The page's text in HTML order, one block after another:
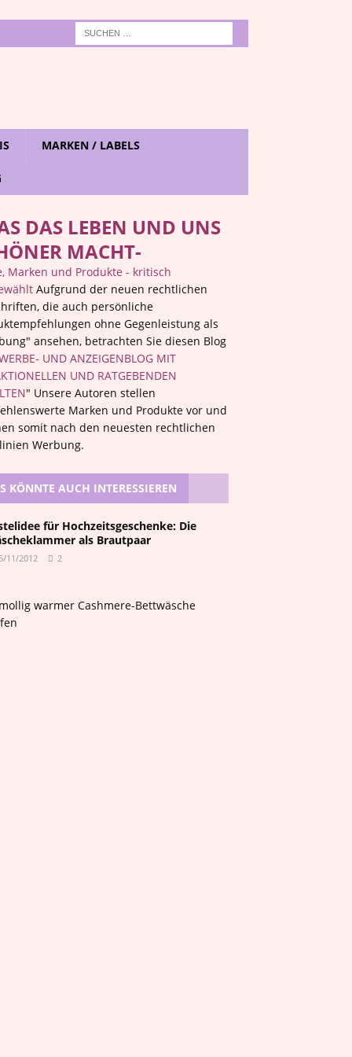
MARKEN / LABELS
DAS LEBEN UND UNS
MACHT-
Marken und Produkte - kritisch
Aufgrund der neuen rechtlichen
die auch persönliche
ohne Gegenleistung als
ansehen, betrachten Sie diesen Blog
UND ANZEIGENBLOG MIT
UND RATGEBENDEN
" Unsere Autoren stellen
Marken und Produkte vor und
somit nach den neuesten rechtlichen
Werbung.
KÖNNTE AUCH INTERESSIEREN
für Hochzeitsgeschenke: Die
als Brautpaar
11/2012 2